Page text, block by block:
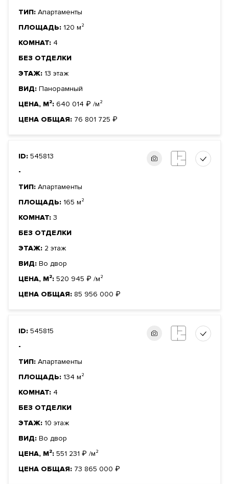
ТИП: Апартаменты
ПЛОЩАДЬ: 120 м²
КОМНАТ: 4
БЕЗ ОТДЕЛКИ
ЭТАЖ: 13 этаж
ВИД: Панорамный
ЦЕНА, М²: 640 014 ₽ /м²
ЦЕНА ОБЩАЯ: 76 801 725 ₽
ID: 545813
-
ТИП: Апартаменты
ПЛОЩАДЬ: 165 м²
КОМНАТ: 3
БЕЗ ОТДЕЛКИ
ЭТАЖ: 2 этаж
ВИД: Во двор
ЦЕНА, М²: 520 945 ₽ /м²
ЦЕНА ОБЩАЯ: 85 956 000 ₽
ID: 545815
-
ТИП: Апартаменты
ПЛОЩАДЬ: 134 м²
КОМНАТ: 4
БЕЗ ОТДЕЛКИ
ЭТАЖ: 10 этаж
ВИД: Во двор
ЦЕНА, М²: 551 231 ₽ /м²
ЦЕНА ОБЩАЯ: 73 865 000 ₽